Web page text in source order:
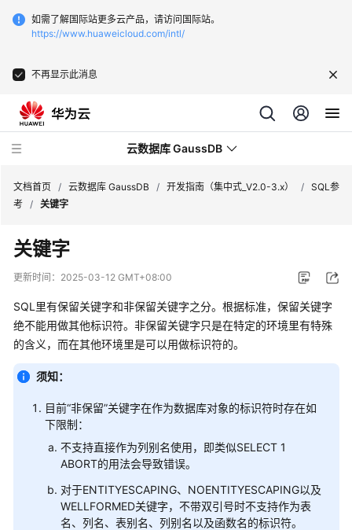
如需了解国际站更多云产品，请访问国际站。
https://www.huaweicloud.com/intl/
不再显示此消息
云数据库 GaussDB
最
新
动
服
务
告
产
文档首页 / 云数据库 GaussDB / 开发指南（集中式_V2.0-3.x） / SQL参
考 / 关键字
关键字
更新时间： 2025-03-12 GMT+08:00
SQL里有保留关键字和非保留关键字之分。根据标准，保留关键字
绝不能用做其他标识符。非保留关键字只是在特定的环境里有特殊
的含义，而在其他环境里是可以用做标识符的。
须知：
目前“非保留”关键字在作为数据库对象的标识符时存在如
下限制：
不支持直接作为列别名使用，即类似SELECT 1
ABORT的用法会导致错误。
对于ENTITYESCAPING、NOENTITYESCAPING以及
WELLFORMED关键字，不带双引号时不支持作为表
名、列名、表别名、列别名以及函数名的标识符。